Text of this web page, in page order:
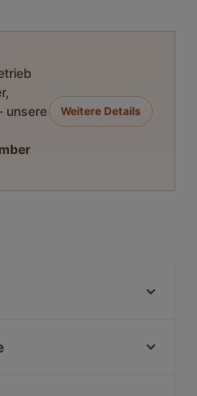
unsere
Weitere Details